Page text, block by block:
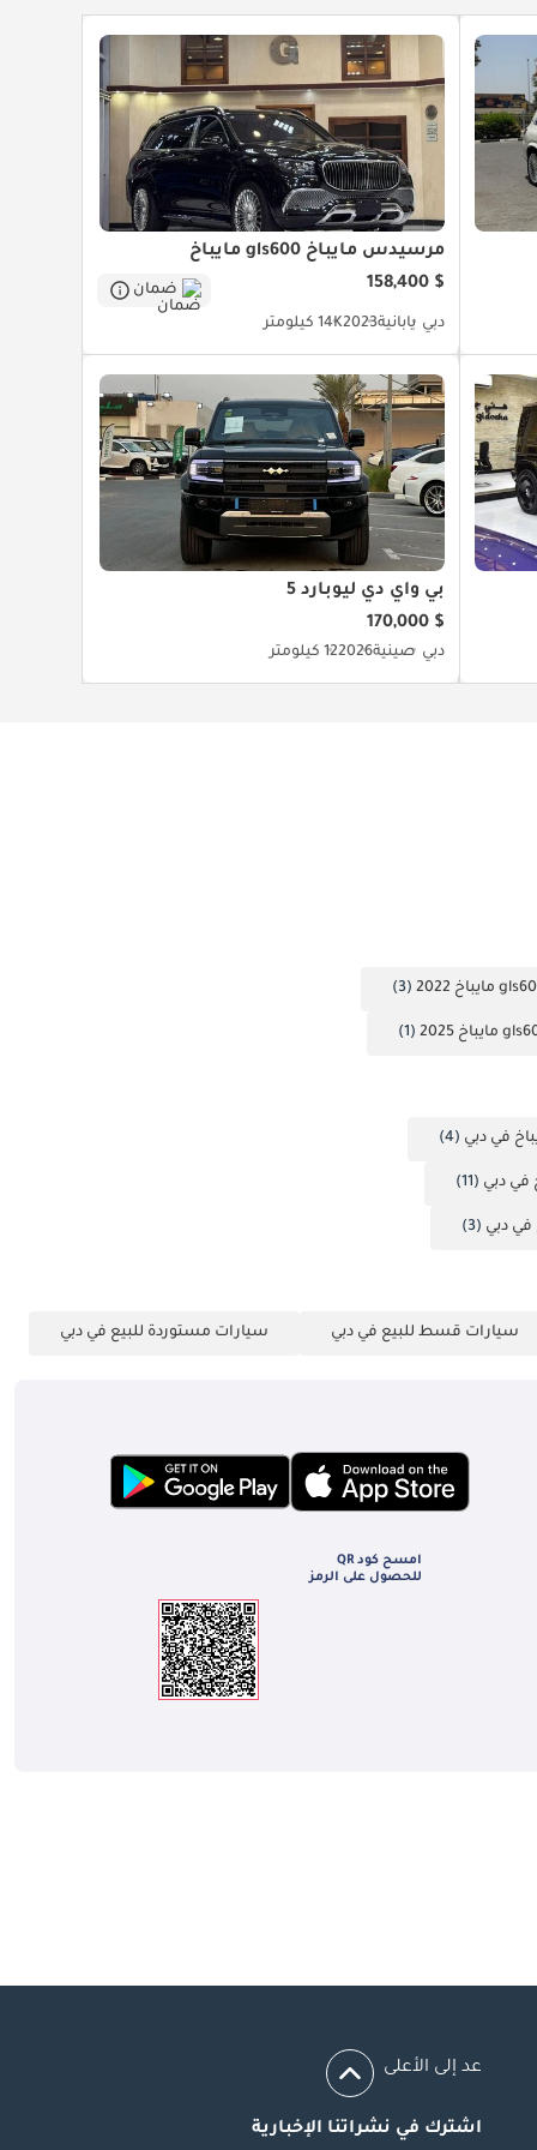
مرسيدس مايباخ gls600 مايباخ
$ 158,400
ضمان
دبي يابانية202314K كيلومتر
بي واي دي ليوبارد 5
$ 170,000
دبي صينية202612 كيلومتر
(3)
(1)
(4)
(11)
(3)
سيارات قسط للبيع في دبي سيارات مستوردة للبيع في دبي
امسح كود QR
للحصول على الرمز
عد إلى الأعلى
اشترك في نشراتنا الإخبارية